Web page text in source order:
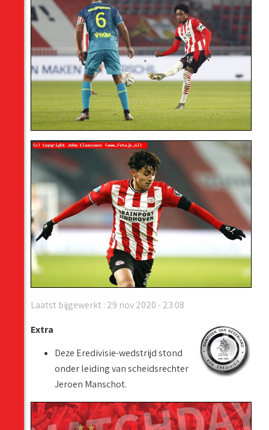
Laatst bijgewerkt : 29 nov 2020 - 23:08
Extra
Deze Eredivisie-wedstrijd stond
onder leiding van scheidsrechter
Jeroen Manschot.